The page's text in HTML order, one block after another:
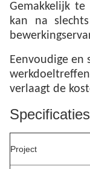
Gemakkelijk te
kan na
Eenvoudige en
verlaagt de
Specificaties
Project